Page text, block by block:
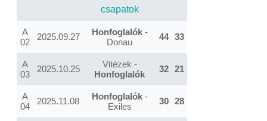
csapatok
A
02
2025.09.27 Honfoglalók-
Donau
44 33
A
03
2025.10.25
Vitézek -
Honfoglalók
32 21
A
04
2025.11.08 Honfoglalók-
Exiles
30 28